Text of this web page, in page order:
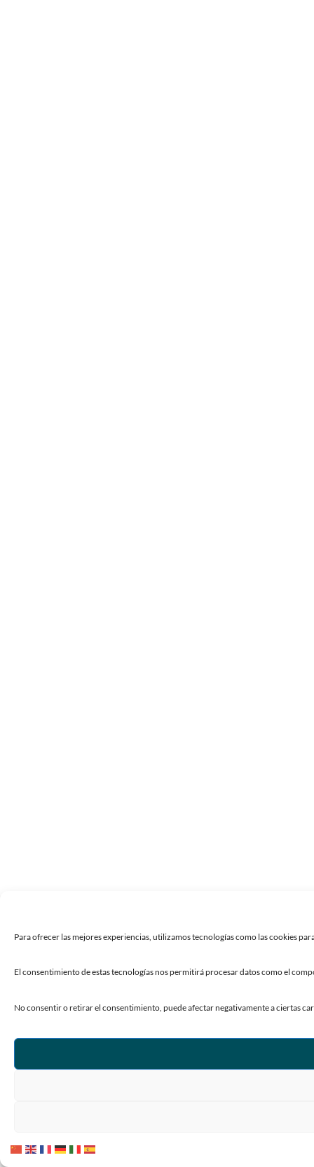
Para ofrecer las mejores experiencias, utilizamos tecnologías como las cookies
El consentimiento de estas tecnologías nos permitirá procesar datos como el
No consentir o retirar el consentimiento, puede afectar negativamente a ciertas